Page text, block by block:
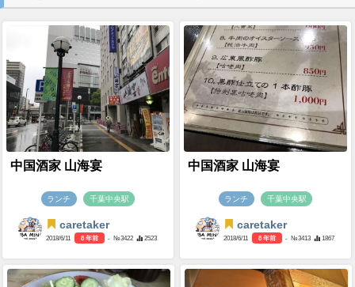
中国酒家 山海宴
ランチ 千葉中央駅
caretaker
2018/6/11 8 年前 - №3422 2523
中国酒家 山海宴
ランチ 千葉中央駅
caretaker
2018/6/11 8 年前 - №3413 1867